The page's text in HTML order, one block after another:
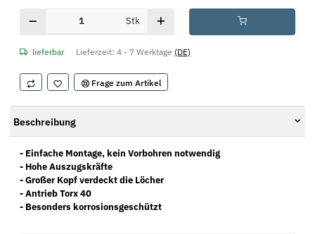
Stk
lieferbar Lieferzeit: 4 - 7 Werktage (DE)
Frage zum Artikel
Beschreibung
- Einfache Montage, kein Vorbohren notwendig
- Hohe Auszugskräfte
- Großer Kopf verdeckt die Löcher
- Antrieb Torx 40
- Besonders korrosionsgeschützt